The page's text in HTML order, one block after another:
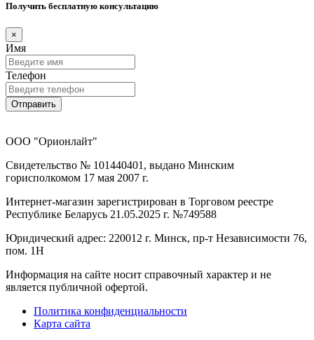
Получить бесплатную консультацию
×
Имя
Телефон
Отправить
ООО "Орионлайт"
Свидетельство № 101440401, выдано Минским
горисполкомом 17 мая 2007 г.
Интернет-магазин зарегистрирован в Торговом реестре
Республике Беларусь 21.05.2025 г. №749588
Юридический адрес: 220012 г. Минск, пр-т Независимости 76,
пом. 1Н
Информация на сайте носит справочный характер и не
является публичной офертой.
Политика конфиденциальности
Карта сайта